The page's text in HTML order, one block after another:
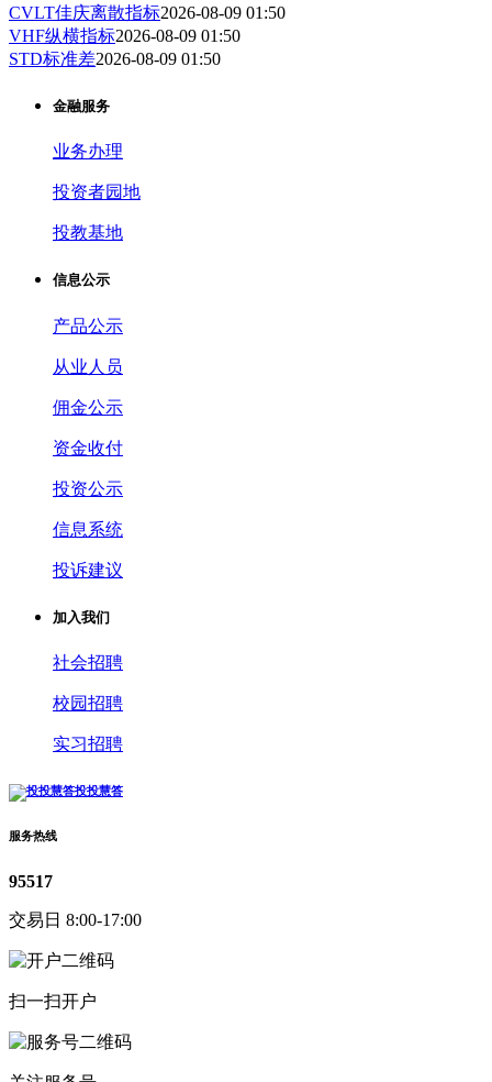
CVLT佳庆离散指标2026-08-09 01:50
VHF纵横指标2026-08-09 01:50
STD标准差2026-08-09 01:50
金融服务
业务办理
投资者园地
投教基地
信息公示
产品公示
从业人员
佣金公示
资金收付
投资公示
信息系统
投诉建议
加入我们
社会招聘
校园招聘
实习招聘
投投慧答
服务热线
95517
交易日 8:00-17:00
扫一扫开户